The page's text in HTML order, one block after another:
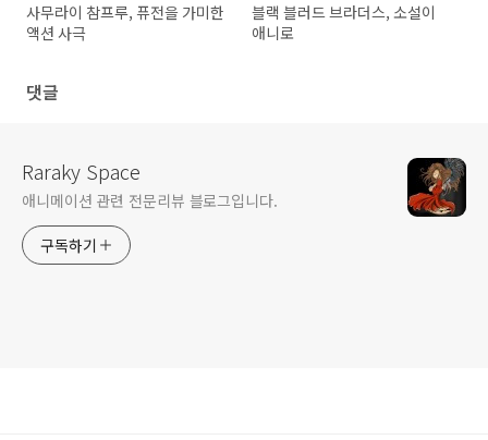
사무라이 참프루, 퓨전을 가미한
액션 사극
블랙 블러드 브라더스, 소설이
애니로
댓글
Raraky Space
애니메이션 관련 전문리뷰 블로그입니다.
구독하기